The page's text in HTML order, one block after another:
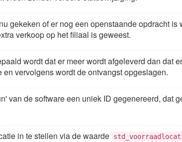
gekeken of er nog een openstaande opdracht is
verkoop op het filiaal is geweest.
wordt dat er meer wordt afgeleverd dan dat
vervolgens wordt de ontvangst opgeslagen.
van de software een uniek ID gegenereerd, dat
in te stellen via de waarde